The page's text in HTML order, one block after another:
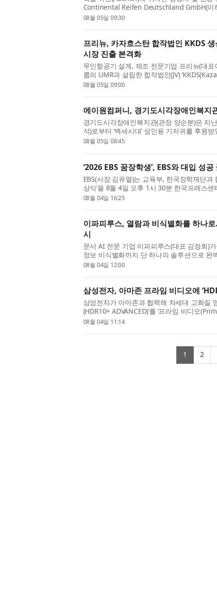
Continental Reifen Deutschland GmbH(이
중 텍스타일 절단기(Textile Cutting
08월 05일 09:30
프리뉴, 카자흐스탄 합작법인 KKDS
시장 진출 본격화
무인항공기 설계, 제조 전문기업 프리뉴(대
룹의 UMR과 설립한 합작법인(JV)
생산공장을 정식 개소하고, 중앙아시아 드론
08월 05일 09:00
에이원컴퍼니, 경기도시각장애인복지
경기도시각장애인복지관(관장 양순분)은 지
석)로부터 ‘백세시대’ 성인용 기저귀를 후원
컴퍼니와 경기도시각장애인복지관이 함께
08월 05일 08:45
‘2026 EBS 꿈장학생’, EBS와 대입 성
EBS(사장 김유열)는 교육부, 한국장학재단과
상식’을 8월 4일 오후 1시 30분 한국프레스
장학생’이란 이름으로 시작된 ‘EBS 꿈장학생
08월 04일 16:25
이파피루스, 열람과 비식별화를 하나
시
문서 AI 전문 기업 이파피루스(대표 김정희)
정보 비식별화까지 단 하나의 솔루션으로 완
‘스트림닥스(StreamDocs) 7.0’을 공식 출시
08월 04일 12:00
삼성전자, 아마존 프라임 비디오에
삼성전자가 아마존과 협력해 차세대 고화질
(HDR10+ ADVANCED)’를 ‘프라임 비디오
존이 운영하는 OTT 서비스인 프라임 비디오
08월 04일 11:14
1 2